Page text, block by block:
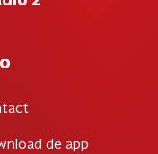
de app